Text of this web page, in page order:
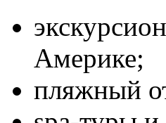
Америке;
пляжный